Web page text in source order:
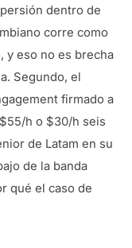
dentro de
corre como
y eso no es brecha
Segundo, el
firmado a
h o $30/h seis
de Latam en su
de la banda
qué el caso de